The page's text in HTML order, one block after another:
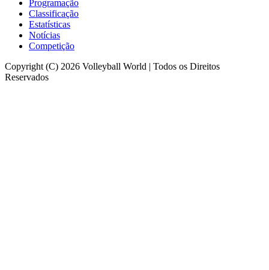
Programação
Classificação
Estatísticas
Notícias
Competição
Copyright (C) 2026 Volleyball World | Todos os Direitos
Reservados